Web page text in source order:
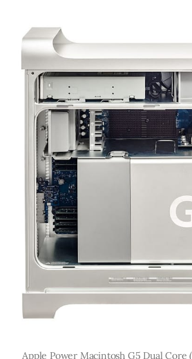
Apple Power Macintosh G5 Dual